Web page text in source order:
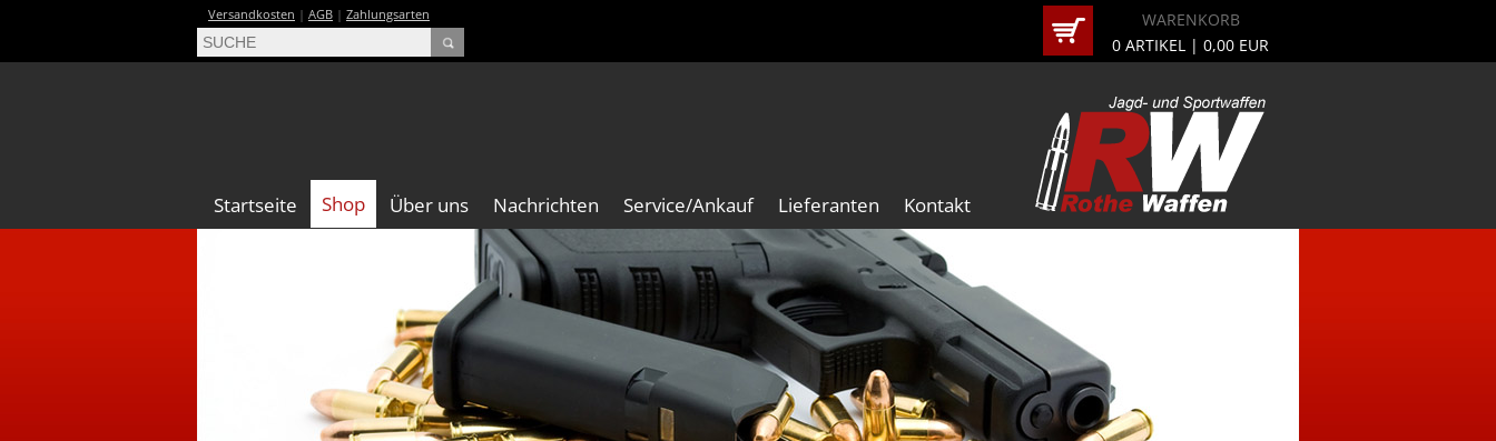
Versandkosten | AGB | Zahlungsarten
WARENKORB
0 ARTIKEL | 0,00 EUR
Startseite Shop Über uns Nachrichten Service/Ankauf Lieferanten Kontakt